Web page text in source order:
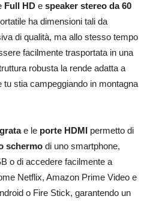
Full HD e speaker stereo da 60
ha dimensioni tali da
di qualità, ma allo stesso tempo
facilmente trasportata in una
robusta la rende adatta a
stia campeggiando in montagna
e le porte HDMI permetto di
schermo di uno smartphone,
o di accedere facilmente a
Netflix, Amazon Prime Video e
o Fire Stick, garantendo un